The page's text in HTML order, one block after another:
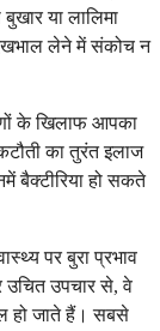
या लालिमा
लेने में संकोच न
के खिलाफ आपका
का तुरंत इलाज
बैक्टीरिया हो सकते
पर बुरा प्रभाव
उपचार से, वे
हो जाते हैं। सबसे